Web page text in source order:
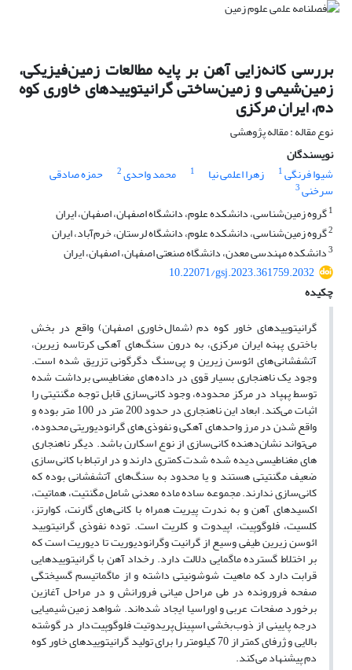
بررسی کانه‌زایی آهن بر پایه مطالعات زمین‌فیزیکی،
زمین‌شیمی و زمین‌ساختی گرانیتوییدهای خاوری کوه
دم، ایران مرکزی
نوع مقاله : مقاله پژوهشی
نویسندگان
شیوا فرنگی1 زهرا اعلمی نیا 1 محمد واحدی2 حمزه صادقی
سرخنی3
1گروه زمین‌شناسی، دانشکده علوم، دانشگاه اصفهان، اصفهان، ایران
2گروه زمین‌شناسی، دانشکده علوم، دانشگاه لرستان، خرم‌آباد، ایران
3دانشکده مهندسی معدن، دانشگاه صنعتی اصفهان، اصفهان، ایران
10.22071/gsj.2023.361759.2032
چکیده
گرانیتوییدهای خاور کوه دم (شمال خاوری اصفهان) واقع در بخش
باختری پهنه ایران مرکزی، به درون سنگ‌های آهکی کرتاسه زیرین،
آتشفشانی های ائوسن زیرین و پی سنگ دگرگونی تزریق شده است.
وجود یک ناهنجاری بسیار قوی در داده های مغناطیسی برداشت شده
توسط پهپاد در مرکز محدوده، وجود کانی‌سازی قابل توجه مگنتیتی را
اثبات می‌کند. ابعاد این ناهنجاری در حدود 200 متر در 100 متر بوده و
واقع شدن در مرز واحدهای آهکی و نفوذی های گرانودیوریتی محدوده،
می‌تواند نشان‌دهنده کانی‌سازی از نوع اسکارن باشد. دیگر ناهنجاری
های مغناطیسی دیده شده شدت کمتری دارند و در ارتباط با کانی سازی
ضعیف مگنتیتی هستند و یا محدود به سنگ‌های آتشفشانی بوده که
کانی‌سازی ندارند. مجموعه ساده ماده معدنی شامل مگنتیت، هماتیت،
اکسیدهای آهن و به ندرت پیریت همراه با کانی های گارنت، کوارتز،
کلسیت، فلوگوپیت، اپیدوت و کلریت است. توده نفوذی گرانیتویید
ائوسن زیرین طیفی وسیع از گرانیت وگرانودیوریت تا دیوریت است که
بر اختلاط گسترده ماگمایی دلالت دارد. رخداد آهن با گرانیتوییدهایی
قرابت دارد که ماهیت شوشونیتی داشته و از ماگماتیسم گسیختگی
صفحه فرورونده در طی مراحل میانی فرورانش و در مراحل آغازین
برخورد صفحات عربی و اوراسیا ایجاد شده‌اند. شواهد زمین شیمیایی
درجه پایینی از ذوب بخشی اسپینل پریدوتیت فلوگوپیت دار در گوشته
بالایی و ژرفای کمتر از 70 کیلومتر را برای تولید گرانیتوییدهای خاور کوه
دم پیشنهاد می کند.